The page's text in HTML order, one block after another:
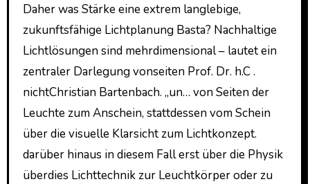
Daher was Stärke eine extrem langlebige,
zukunftsfähige Lichtplanung Basta? Nachhaltige
Lichtlösungen sind mehrdimensional – lautet ein
zentraler Darlegung vonseiten Prof. Dr. h.C .
nichtChristian Bartenbach. „un… von Seiten der
Leuchte zum Anschein, stattdessen vom Schein
über die visuelle Klarsicht zum Lichtkonzept.
darüber hinaus in diesem Fall erst über die Physik
überdies Lichttechnik zur Leuchtkörper oder zu